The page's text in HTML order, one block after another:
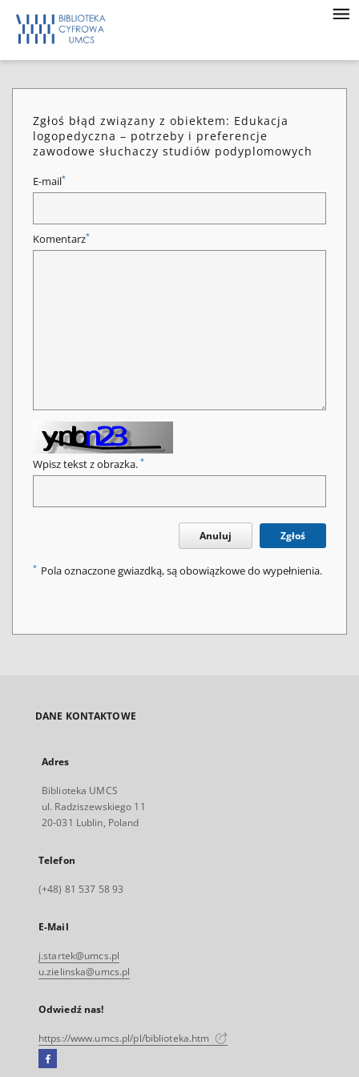
Zgłoś błąd związany z obiektem: Edukacja
logopedyczna – potrzeby i preferencje
zawodowe słuchaczy studiów podyplomowych
E-mail*
Komentarz*
Wpisz tekst z obrazka. *
Anuluj Zgłoś
* Pola oznaczone gwiazdką, są obowiązkowe do wypełnienia.
DANE KONTAKTOWE
Adres
Biblioteka UMCS
ul. Radziszewskiego 11
20-031 Lublin, Poland
Telefon
(+48) 81 537 58 93
E-Mail
j.startek@umcs.pl
u.zielinska@umcs.pl
Odwiedź nas!
https://www.umcs.pl/pl/biblioteka.htm
Facebook